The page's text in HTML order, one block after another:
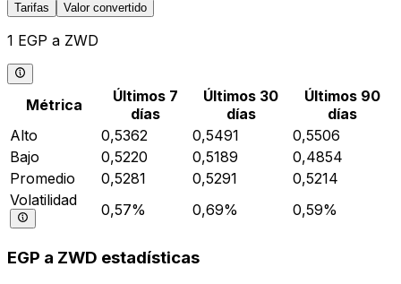
Tarifas Valor convertido
1 EGP a ZWD
Métrica
Últimos 7
días
Últimos 30
días
Últimos 90
días
Alto
0,5362 0,5491
0,5506
Bajo
0,5220 0,5189
0,4854
Promedio
0,5281 0,5291
0,5214
Volatilidad
0,57% 0,69% 0,59%
EGP a ZWD estadísticas